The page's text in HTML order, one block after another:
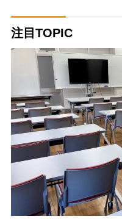
注目TOPIC